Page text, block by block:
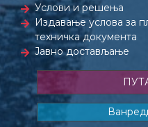
Услови и решења
Издавање услова за
техничка документа
Јавно достављање